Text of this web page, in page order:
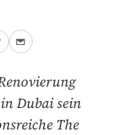
Dubai sein
The